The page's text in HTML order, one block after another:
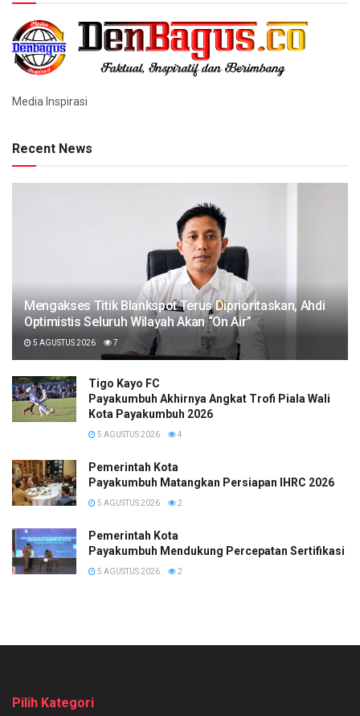
Media Inspirasi
Recent News
Mengakses Titik Blankspot Terus Diprioritaskan, Ahdi
Optimistis Seluruh Wilayah Akan “On Air”
5 AGUSTUS 2026 7
Tigo Kayo FC
Payakumbuh Akhirnya Angkat Trofi Piala Wali
Kota Payakumbuh 2026
5 AGUSTUS 2026 4
Pemerintah Kota
Payakumbuh Matangkan Persiapan IHRC 2026
5 AGUSTUS 2026 2
Pemerintah Kota
Payakumbuh Mendukung Percepatan Sertifikasi
5 AGUSTUS 2026 2
Pilih Kategori